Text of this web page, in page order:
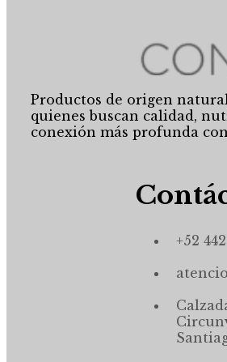
Productos de origen
quienes buscan calidad,
conexión más profunda
+52